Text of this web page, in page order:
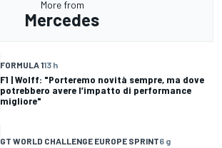
More from
Mercedes
FORMULA 113 h
F1 | Wolff: "Porteremo novità sempre, ma dove
potrebbero avere l’impatto di performance
migliore"
GT WORLD CHALLENGE EUROPE SPRINT6 g